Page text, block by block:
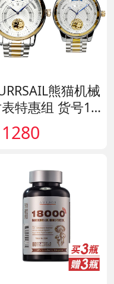
熊猫机械
特惠组 货号13
1280